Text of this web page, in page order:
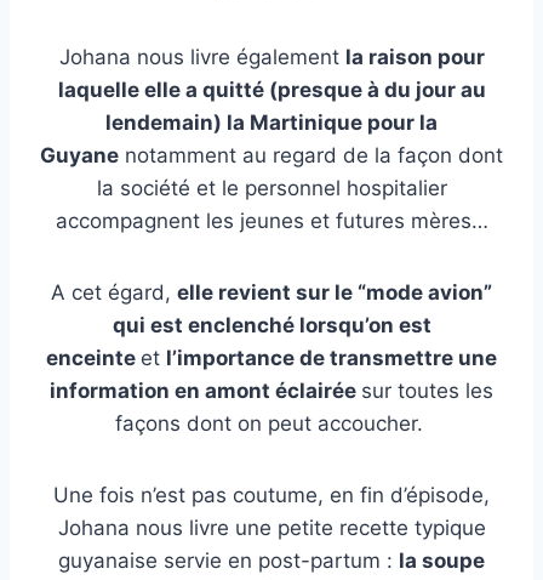
Johana nous livre également la raison pour
laquelle elle a quitté (presque à du jour au
lendemain) la Martinique pour la
Guyane notamment au regard de la façon dont
la société et le personnel hospitalier
accompagnent les jeunes et futures mères…
A cet égard, elle revient sur le “mode avion”
qui est enclenché lorsqu’on est
enceinte et l’importance de transmettre une
information en amont éclairée sur toutes les
façons dont on peut accoucher.
Une fois n’est pas coutume, en fin d’épisode,
Johana nous livre une petite recette typique
guyanaise servie en post-partum : la soupe